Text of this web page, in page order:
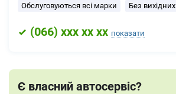
Обслуговуються всі марки Без вихідних
(066) xxx xx xx показати
Є власний автосервіс?